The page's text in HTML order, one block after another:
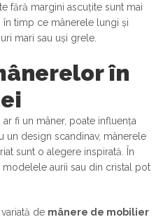
fără margini ascuțite sunt mai
timp ce mânerele lungi și
mari sau uși grele.
în
fi un mâner, poate influența
un design scandinav, mânerele
sunt o alegere inspirată. În
aurii sau din cristal pot
de mânere de mobilier